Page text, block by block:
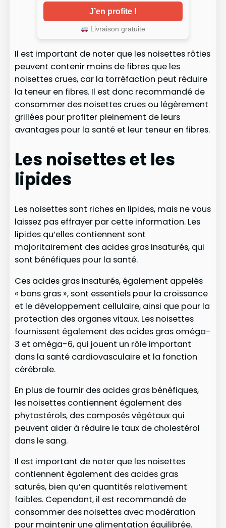
J’en profite !
Livraison gratuite
Il est important de noter que les noisettes rôties
peuvent contenir moins de fibres que les
noisettes crues, car la torréfaction peut réduire
la teneur en fibres. Il est donc recommandé de
consommer des noisettes crues ou légèrement
grillées pour profiter pleinement de leurs
avantages pour la santé et leur teneur en fibres.
Les noisettes et les
lipides
Les noisettes sont riches en lipides, mais ne vous
laissez pas effrayer par cette information. Les
lipides qu’elles contiennent sont
majoritairement des acides gras insaturés, qui
sont bénéfiques pour la santé.
Ces acides gras insaturés, également appelés
« bons gras », sont essentiels pour la croissance
et le développement cellulaire, ainsi que pour la
protection des organes vitaux. Les noisettes
fournissent également des acides gras oméga-
3 et oméga-6, qui jouent un rôle important
dans la santé cardiovasculaire et la fonction
cérébrale.
En plus de fournir des acides gras bénéfiques,
les noisettes contiennent également des
phytostérols, des composés végétaux qui
peuvent aider à réduire le taux de cholestérol
dans le sang.
Il est important de noter que les noisettes
contiennent également des acides gras
saturés, bien qu’en quantités relativement
faibles. Cependant, il est recommandé de
consommer des noisettes avec modération
pour maintenir une alimentation équilibrée.